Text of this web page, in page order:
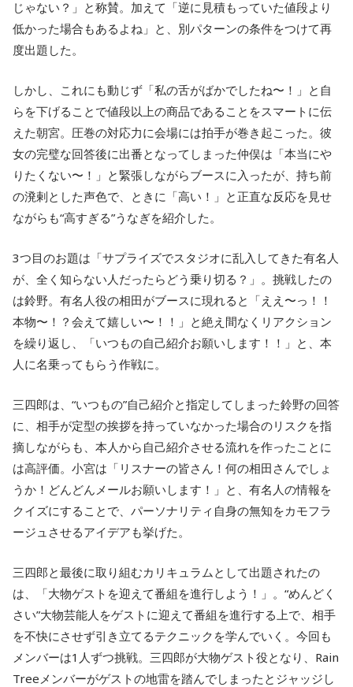
じゃない？」と称賛。加えて「逆に見積もっていた値段より
低かった場合もあるよね」と、別パターンの条件をつけて再
度出題した。
しかし、これにも動じず「私の舌がばかでしたね〜！」と自
らを下げることで値段以上の商品であることをスマートに伝
えた朝宮。圧巻の対応力に会場には拍手が巻き起こった。彼
女の完璧な回答後に出番となってしまった仲俣は「本当にや
りたくない〜！」と緊張しながらブースに入ったが、持ち前
の溌剌とした声色で、ときに「高い！」と正直な反応を見せ
ながらも“高すぎる”うなぎを紹介した。
3つ目のお題は「サプライズでスタジオに乱入してきた有名人
が、全く知らない人だったらどう乗り切る？」。挑戦したの
は鈴野。有名人役の相田がブースに現れると「ええ〜っ！！
本物〜！？会えて嬉しい〜！！」と絶え間なくリアクション
を繰り返し、「いつもの自己紹介お願いします！！」と、本
人に名乗ってもらう作戦に。
三四郎は、“いつもの”自己紹介と指定してしまった鈴野の回答
に、相手が定型の挨拶を持っていなかった場合のリスクを指
摘しながらも、本人から自己紹介させる流れを作ったことに
は高評価。小宮は「リスナーの皆さん！何の相田さんでしょ
うか！どんどんメールお願いします！」と、有名人の情報を
クイズにすることで、パーソナリティ自身の無知をカモフラ
ージュさせるアイデアも挙げた。
三四郎と最後に取り組むカリキュラムとして出題されたの
は、「大物ゲストを迎えて番組を進行しよう！」。“めんどく
さい”大物芸能人をゲストに迎えて番組を進行する上で、相手
を不快にさせず引き立てるテクニックを学んでいく。今回も
メンバーは1人ずつ挑戦。三四郎が大物ゲスト役となり、Rain
Treeメンバーがゲストの地雷を踏んでしまったとジャッジし